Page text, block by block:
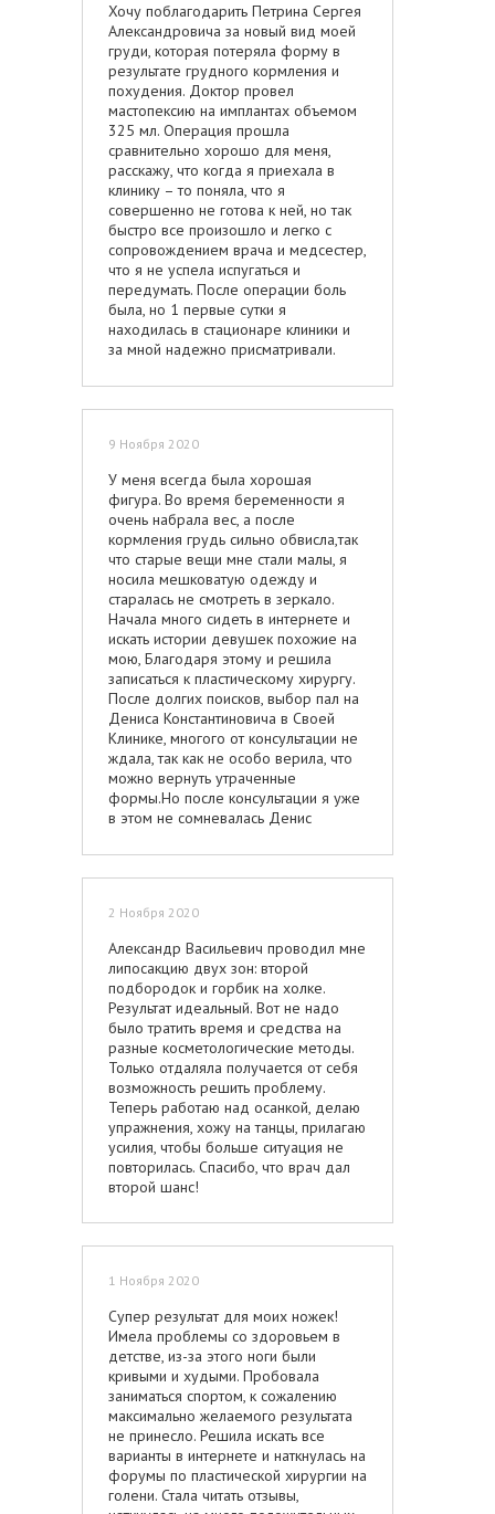
Хочу поблагодарить Петрина Сергея
Александровича за новый вид моей
груди, которая потеряла форму в
результате грудного кормления и
похудения. Доктор провел
мастопексию на имплантах объемом
325 мл. Операция прошла
сравнительно хорошо для меня,
расскажу, что когда я приехала в
клинику – то поняла, что я
совершенно не готова к ней, но так
быстро все произошло и легко с
сопровождением врача и медсестер,
что я не успела испугаться и
передумать. После операции боль
была, но 1 первые сутки я
находилась в стационаре клиники и
за мной надежно присматривали.
приносила мне еду, у меня всегда
была вода, давала обезболивающее,
опустить кровать и просто говорила
вызова на всякий случай, поэтому
боль отходила на второй план.
Вторые сутки – первый день дома и
рядом с близкими плюс новая Я и
столько классных эмоций – тоже
жаловаться на боль не пришлось. На
3-й день было тяжело, он был каким-
то переломным, хотелось встать, но
все ещё больно, лежать уставала, все
затекало. Но я думала уже о
перевязке, приехала в клинику на
перевязку к своему доктору с таким
радостным победным чувством. Все
чудесно и потрясающе просто! Швы
тонюсенькие и ровненькие, грудь
очень хорошенькая, девичья и такая
упругая, красивая форма, секси…
Доктор Сергей Александрович очень
самой некоторые мои мысли
объяснить это - никто не поймёт. А
доктор Сергей Александрович со
всей тактичностью и
профессиональным знанием
выслушал меня и предложил
наиболее подходящий вид груди.
Очень рекомендую его как
грамотного неравнодушного
хирурга, который берется за вас с
большой ответственностью.
9 Ноября 2020
У меня всегда была хорошая
фигура. Во время беременности я
очень набрала вес, а после
кормления грудь сильно обвисла,так
что старые вещи мне стали малы, я
носила мешковатую одежду и
старалась не смотреть в зеркало.
Начала много сидеть в интернете и
искать истории девушек похожие на
мою, Благодаря этому и решила
записаться к пластическому хирургу.
После долгих поисков, выбор пал на
Дениса Константиновича в Своей
Клинике, многого от консультации не
ждала, так как не особо верила, что
можно вернуть утраченные
формы.Но после консультации я уже
в этом не сомневалась Денис
рассказал и про операцию и как я
буду выглядеть после, и я
Константинович сделал, на мой
вернул мне мою фигуру, но и сделал
ее лучше. Спасибо большое, ВЫ
вернули мне радость к жизни, теперь
я наконец-то снова могу покупать
себе любые вещи и красоваться
перед зеркалом!
2 Ноября 2020
Александр Васильевич проводил мне
липосакцию двух зон: второй
подбородок и горбик на холке.
Результат идеальный. Вот не надо
было тратить время и средства на
разные косметологические методы.
Только отдаляла получается от себя
возможность решить проблему.
Теперь работаю над осанкой, делаю
упражнения, хожу на танцы, прилагаю
усилия, чтобы больше ситуация не
повторилась. Спасибо, что врач дал
второй шанс!
1 Ноября 2020
Супер результат для моих ножек!
Имела проблемы со здоровьем в
детстве, из-за этого ноги были
кривыми и худыми. Пробовала
заниматься спортом, к сожалению
максимально желаемого результата
не принесло. Решила искать все
варианты в интернете и наткнулась на
форумы по пластической хирургии на
голени. Стала читать отзывы,